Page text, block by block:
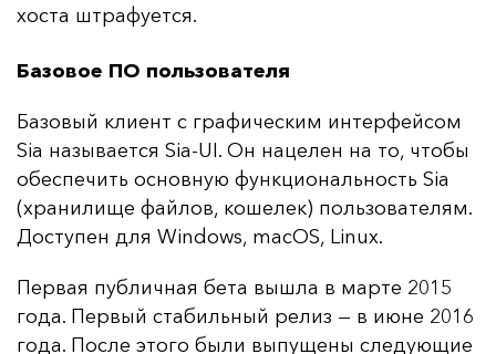
хос­та штра­фу­ет­ся.
Базовое ПО пользователя
Ба­зо­вый кли­ент с гра­фи­чес­ким ин­тер­фей­сом
Sia на­зы­ва­ет­ся Sia-UI. Он на­це­лен на то, что­бы
обес­пе­чить ос­нов­ную фун­кци­ональ­ность Sia
(хра­ни­ли­ще фай­лов, ко­ше­лек) поль­зо­ва­те­лям.
Дос­ту­пен для Windows, macOS, Linux.
Пер­вая пуб­лич­ная бе­та выш­ла в мар­те 2015
го­да. Пер­вый ста­биль­ный ре­лиз — в и­юне 2016
го­да. Пос­ле это­го бы­ли вы­пу­ще­ны сле­ду­ющие